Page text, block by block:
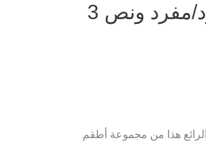
طقم لحاف مخمل شتوي مفرد/مفرد ونص 3
الرائع هذا من مجموعة أطقم